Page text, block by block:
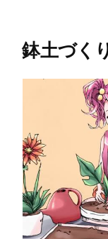
鉢土づく